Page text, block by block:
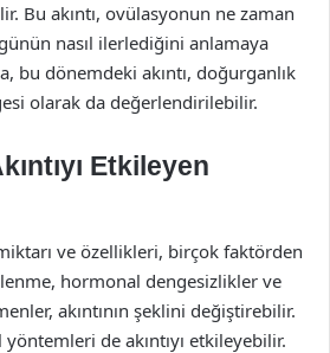
Bu akıntı, ovülasyonun ne zaman
nasıl ilerlediğini anlamaya
bu dönemdeki akıntı, doğurganlık
olarak da değerlendirilebilir.
Etkileyen
ve özellikleri, birçok faktörden
hormonal dengesizlikler ve
akıntının şeklini değiştirebilir.
de akıntıyı etkileyebilir.